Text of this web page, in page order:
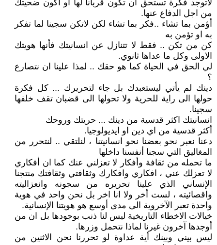
لاتوجد فكرة تستحق ان تكون قربانا لها او اكون ضحيتك
من اجل الدفاع عنها.
أؤمن بما تشاء ..فكر بما تشاء لكن لاتكن سجينا لما تفكر
به او تؤمن به
كن من تكن .. فقط لا تتنازل عن انسانيتك فأنها هويتك
الاولى وكل ما عداها ثانوي.
لي الحق في الحياة كما هو حقك .. لمذا علينا ان نتصارع
؟
دينك لم يأتي ليستعبدك بل جاء لتحريرك ... كل فكرة
حولها الى راية للحرية ولا تحولها الى قضبان تقف خلفها
سجينا.
انسانيتك اكثر قدسية من دينك ... حريتك وروحك
أكثر قدسية من اي دين او ايديولوجيا.
دعنا نعبر نحو بعضنا نحو انسانيتنا ، لنلتقي .. لنتحرر من
المغاليق التي سجنا أنفسنا داخلها
ما تحمله من ثقافة وأفكار لا تعزلني عنك كما ان أفكاري
لا تعزلك عني ، افكاري وافكارك وثقافتي وثقافتك منتجنا
الإنساني الذي علينا تحريره من سجونه وانعزاليته
واقصائيته ، لست أخر ولا انا اخر بل نحن واحد في هوية
واحدة تعبر الآخروية الى مدى أوسع هو هويتنا الإنسانية.
خيالات الاخطاء التاريخية ليس لنا ذنب بوجودها بل ان من
أوجدها آخرون غيرنا لماذا نتحمل وزرها.
ليس بيني وبينك أية عداوة لو تحررنا نحن الاثنين من